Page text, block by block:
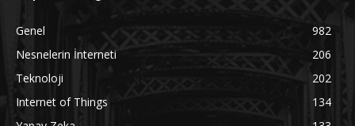
Genel
982
Nesnelerin İnterneti
206
Teknoloji
202
Internet of Things
134